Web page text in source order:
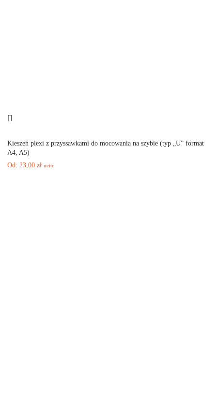
Kieszeń plexi z przyssawkami do mocowania na szybie (typ „U” format
A4, A5)
Od: 23,00 zł netto